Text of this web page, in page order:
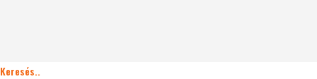
Keresés..